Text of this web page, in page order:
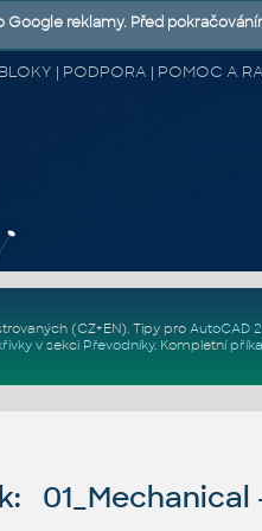
| PODPORA | POMOC A
(CZ+EN). Tipy pro AutoCAD
v sekci Převodníky. Kompletní
01_Mechanical
reklamy. Před